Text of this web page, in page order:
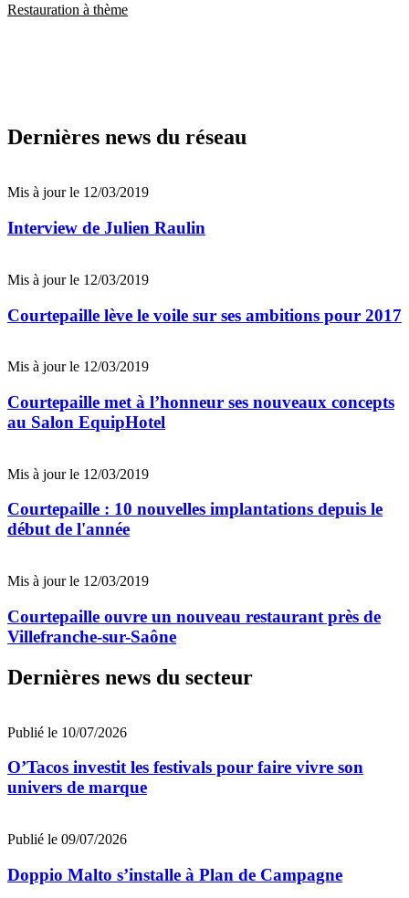
Restauration à thème
Dernières news du réseau
Mis à jour le 12/03/2019
Interview de Julien Raulin
Mis à jour le 12/03/2019
Courtepaille lève le voile sur ses ambitions pour 2017
Mis à jour le 12/03/2019
Courtepaille met à l’honneur ses nouveaux concepts
au Salon EquipHotel
Mis à jour le 12/03/2019
Courtepaille : 10 nouvelles implantations depuis le
début de l'année
Mis à jour le 12/03/2019
Courtepaille ouvre un nouveau restaurant près de
Villefranche-sur-Saône
Dernières news du secteur
Publié le 10/07/2026
O’Tacos investit les festivals pour faire vivre son
univers de marque
Publié le 09/07/2026
Doppio Malto s’installe à Plan de Campagne